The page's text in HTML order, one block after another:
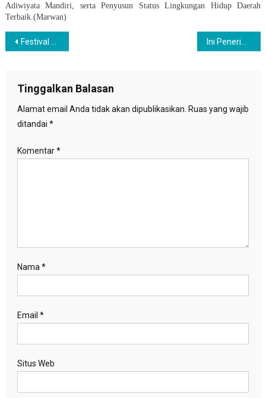
Adiwiyata Mandiri, serta Penyusun Status Lingkungan Hidup Daerah
Terbaik.(Marwan)
Navigasi
Festival Panen Raya Nusantara Bakal Digelar di Lapangan Banteng
Tinggalkan Balasan
Alamat email Anda tidak akan dipublikasikan. Ruas yang wajib
ditandai *
Komentar*
Nama *
Email *
Situs Web